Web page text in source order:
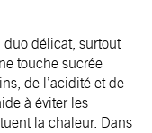
duo délicat, surtout
touche sucrée
de l’acidité et de
à éviter les
la chaleur. Dans